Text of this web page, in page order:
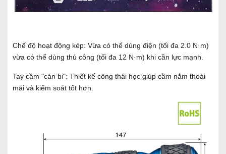
Chế độ hoạt động kép: Vừa có thể dùng điện (tối đa 2.0 N·m)
vừa có thể dùng thủ công (tối đa 12 N·m) khi cần lực mạnh.
Tay cầm "cán bi": Thiết kế công thái học giúp cầm nắm thoải
mái và kiểm soát tốt hơn.